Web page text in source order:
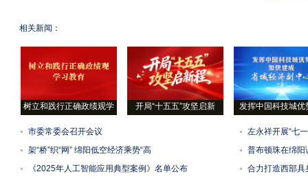
相关新闻：
树立和践行正确政绩观学 开局“十五五”攻坚启新 发挥中国科技城优
市委常委会召开会议
左永祥开展“七
架“桥”织“网” 绵阳低空经济乘势“高
普布顿珠在绵阳
《2025年人工智能应用典型案例》名单公布
合力打造西部具